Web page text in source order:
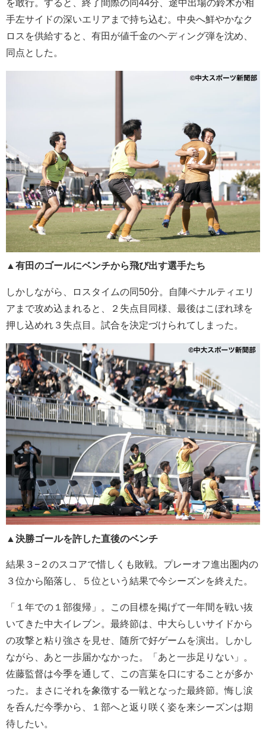
を敢行。すると、終了間際の同44分、途中出場の鈴木が相
手左サイドの深いエリアまで持ち込む。中央へ鮮やかなク
ロスを供給すると、有田が値千金のヘディング弾を沈め、
同点とした。
▲ 有田のゴールにベンチから飛び出す選手たち
しかしながら、ロスタイムの同50分。自陣ペナルティエリ
アまで攻め込まれると、２失点目同様、最後はこぼれ球を
押し込めれ３失点目。試合を決定づけられてしまった。
▲ 決勝ゴールを許した直後のベンチ
結果３−２のスコアで惜しくも敗戦。プレーオフ進出圏内の
３位から陥落し、５位という結果で今シーズンを終えた。
「１年での１部復帰」。この目標を掲げて一年間を戦い抜
いてきた中大イレブン。最終節は、中大らしいサイドから
の攻撃と粘り強さを見せ、随所で好ゲームを演出。しかし
ながら、あと一歩届かなかった。「あと一歩足りない」。
佐藤監督は今季を通して、この言葉を口にすることが多か
った。まさにそれを象徴する一戦となった最終節。悔し涙
を呑んだ今季から、１部へと返り咲く姿を来シーズンは期
待したい。